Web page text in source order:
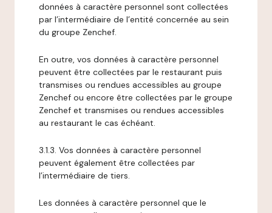
données à caractère personnel sont collectées
par l’intermédiaire de l’entité concernée au sein
du groupe Zenchef.
En outre, vos données à caractère personnel
peuvent être collectées par le restaurant puis
transmises ou rendues accessibles au groupe
Zenchef ou encore être collectées par le groupe
Zenchef et transmises ou rendues accessibles
au restaurant le cas échéant.
3.1.3. Vos données à caractère personnel
peuvent également être collectées par
l’intermédiaire de tiers.
Les données à caractère personnel que le